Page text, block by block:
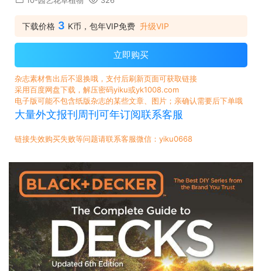
下载价格 3 K币，包年VIP免费 升级VIP
立即购买
杂志素材售出后不退换哦，支付后刷新页面可获取链接
采用百度网盘下载，解压密码yiku或yk1008.com
电子版可能不包含纸版杂志的某些文章、图片；亲确认需要后下单哦
大量外文报刊周刊可年订阅联系客服
链接失效购买失败等问题请联系客服微信：yiku0668